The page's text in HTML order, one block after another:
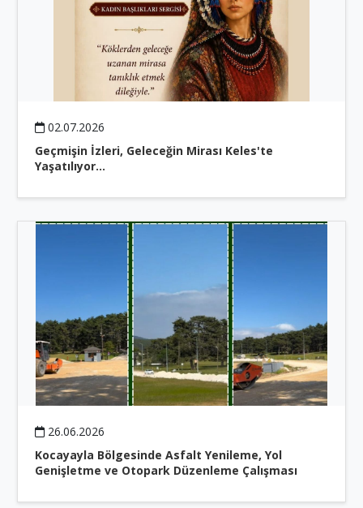
02.07.2026
Geçmişin İzleri, Geleceğin Mirası Keles'te
Yaşatılıyor…
26.06.2026
Kocayayla Bölgesinde Asfalt Yenileme, Yol
Genişletme ve Otopark Düzenleme Çalışması